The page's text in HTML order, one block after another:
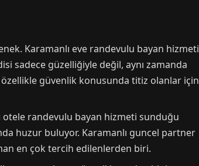
Karamanlı eve randevulu bayan hizmeti
sadece güzelliğiyle değil, aynı zamanda
özellikle güvenlik konusunda titiz olanlar için
otele randevulu bayan hizmeti sunduğu
huzur buluyor. Karamanlı guncel partner
en çok tercih edilenlerden biri.